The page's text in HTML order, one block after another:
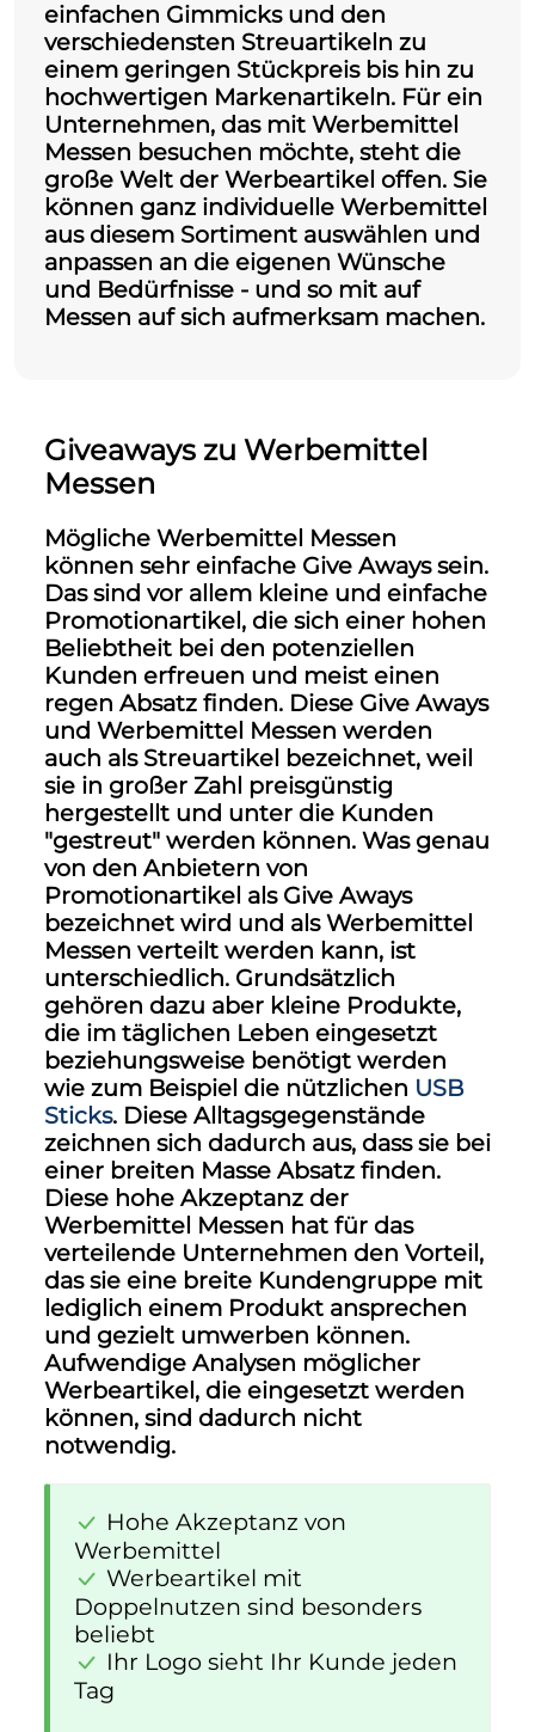
einfachen Gimmicks und den
verschiedensten Streuartikeln zu
einem geringen Stückpreis bis hin zu
hochwertigen Markenartikeln. Für ein
Unternehmen, das mit Werbemittel
Messen besuchen möchte, steht die
große Welt der Werbeartikel offen. Sie
können ganz individuelle Werbemittel
aus diesem Sortiment auswählen und
anpassen an die eigenen Wünsche
und Bedürfnisse - und so mit auf
Messen auf sich aufmerksam machen.
Giveaways zu Werbemittel
Messen
Mögliche Werbemittel Messen
können sehr einfache Give Aways sein.
Das sind vor allem kleine und einfache
Promotionartikel, die sich einer hohen
Beliebtheit bei den potenziellen
Kunden erfreuen und meist einen
regen Absatz finden. Diese Give Aways
und Werbemittel Messen werden
auch als Streuartikel bezeichnet, weil
sie in großer Zahl preisgünstig
hergestellt und unter die Kunden
"gestreut" werden können. Was genau
von den Anbietern von
Promotionartikel als Give Aways
bezeichnet wird und alsWerbemittel
Messen verteilt werden kann, ist
unterschiedlich. Grundsätzlich
gehören dazu aber kleine Produkte,
die im täglichen Leben eingesetzt
beziehungsweise benötigt werden
wie zum Beispiel die nützlichen USB
Sticks. Diese Alltagsgegenstände
zeichnen sich dadurch aus, dass sie bei
einer breiten Masse Absatz finden.
Diese hohe Akzeptanz der
Werbemittel Messen hat für das
verteilende Unternehmen den Vorteil,
das sie eine breite Kundengruppe mit
lediglich einem Produkt ansprechen
und gezielt umwerben können.
Aufwendige Analysen möglicher
Werbeartikel, die eingesetzt werden
können, sind dadurch nicht
notwendig.
Hohe Akzeptanz von
Werbemittel
Werbeartikel mit
Doppelnutzen sind besonders
beliebt
Ihr Logo sieht Ihr Kunde jeden
Tag